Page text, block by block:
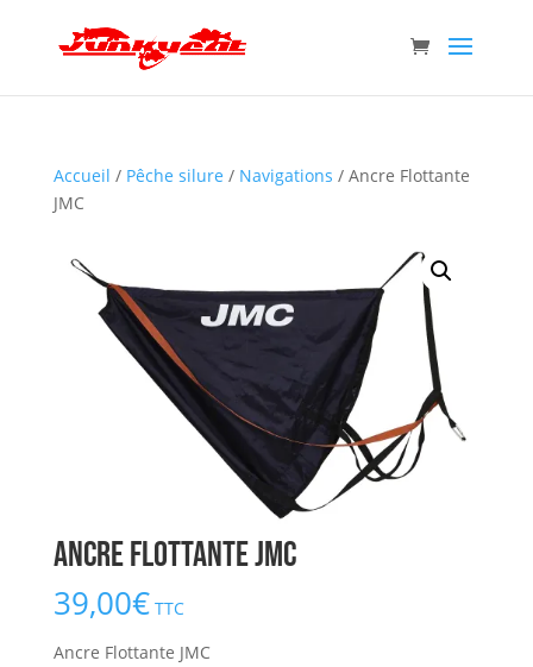
Accueil / Pêche silure / Navigations / Ancre Flottante
JMC
Ancre Flottante JMC
39,00€ TTC
Ancre Flottante JMC